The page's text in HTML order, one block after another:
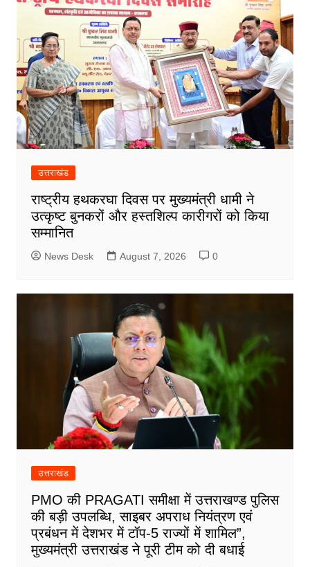
उत्तराखंड
राष्ट्रीय हथकरघा दिवस पर मुख्यमंत्री धामी ने
उत्कृष्ट बुनकरों और हस्तशिल्प कारीगरों को किया
सम्मानित
News Desk August 7, 2026 0
उत्तराखंड
PMO की PRAGATI समीक्षा में उत्तराखण्ड पुलिस
की बड़ी उपलब्धि, साइबर अपराध नियंत्रण एवं
प्रबंधन में देशभर में टॉप-5 राज्यों में शामिल”,
मुख्यमंत्री उत्तराखंड ने पूरी टीम को दी बधाई